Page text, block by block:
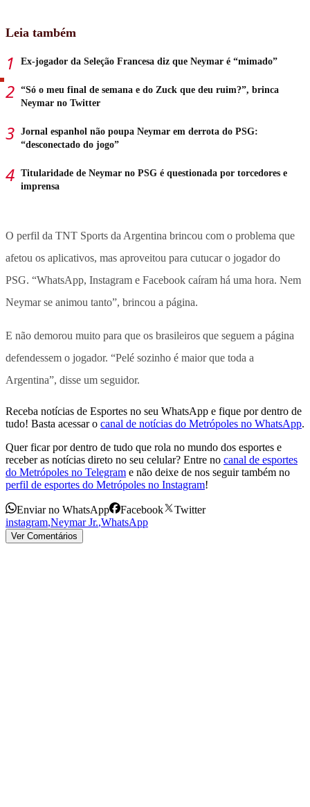
Leia também
Ex-jogador da Seleção Francesa diz que Neymar é “mimado”
“Só o meu final de semana e do Zuck que deu ruim?”, brinca
Neymar no Twitter
Jornal espanhol não poupa Neymar em derrota do PSG:
“desconectado do jogo”
Titularidade de Neymar no PSG é questionada por torcedores e
imprensa
O perfil da TNT Sports da Argentina brincou com o problema que
afetou os aplicativos, mas aproveitou para cutucar o jogador do
PSG. “WhatsApp, Instagram e Facebook caíram há uma hora. Nem
Neymar se animou tanto”, brincou a página.
E não demorou muito para que os brasileiros que seguem a página
defendessem o jogador. “Pelé sozinho é maior que toda a
Argentina”, disse um seguidor.
Receba notícias de Esportes no seu WhatsApp e fique por dentro de
tudo! Basta acessar o canal de notícias do Metrópoles no WhatsApp.
Quer ficar por dentro de tudo que rola no mundo dos esportes e
receber as notícias direto no seu celular? Entre no canal de esportes
do Metrópoles no Telegram e não deixe de nos seguir também no
perfil de esportes do Metrópoles no Instagram!
Enviar no WhatsApp Facebook
Twitter
instagram,Neymar Jr.,WhatsApp
Ver Comentários